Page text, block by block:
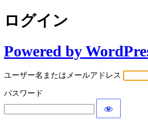
ログイン
Powered by
ユーザー名またはメールアドレス
パスワード